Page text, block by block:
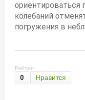
ориентироваться
колебаний
погружения в
Рейтинг:
0 Нравится